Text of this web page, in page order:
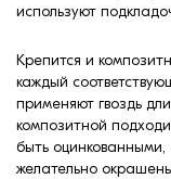
используют
Крепится и
каждый
применяют гвоздь
композитной
быть
желательно